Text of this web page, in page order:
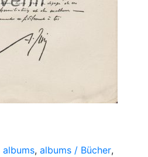
albums, albums / Bücher,